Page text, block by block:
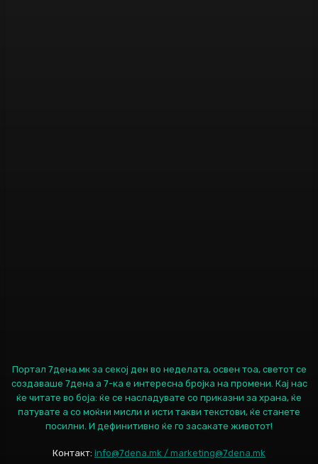
Портал 7дена.мк за секој ден во неделата, освен тоа, светот се
создаваше 7дена а 7-ка е интересна бројка на промени. Кај нас
ќе читате во боја: ќе се насладувате со приказни за храна, ќе
патувате а со моќни мисли и исти такви текстови, ќе станете
посилни. И дефинитивно ќе го засакате животот!
Контакт: info@7dena.mk / marketing@7dena.mk